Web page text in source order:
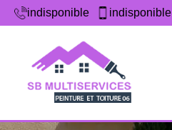
indisponible indisponible